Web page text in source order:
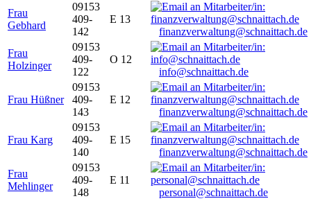
Frau
Gebhard
09153
409-
142
E 13
finanzverwaltung@schnaittach.de
Frau
Holzinger
09153
409-
122
O 12
info@schnaittach.de
Frau Hüßner
09153
409-
143
E 12
finanzverwaltung@schnaittach.de
Frau Karg
09153
409-
140
E 15
finanzverwaltung@schnaittach.de
Frau
Mehlinger
09153
409-
148
E 11
personal@schnaittach.de